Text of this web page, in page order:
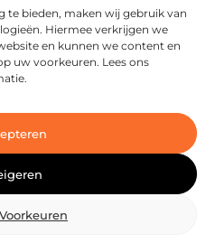
te bieden, maken wij gebruik van
Hiermee verkrijgen we
en kunnen we content en
uw voorkeuren. Lees ons
behandelingen in
Haag? Dan ben je hier